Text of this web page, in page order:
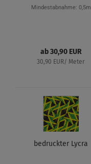
Mindestabnahme: 0,5m
ab 30,90 EUR
30,90 EUR/ Meter
bedruckter Lycra